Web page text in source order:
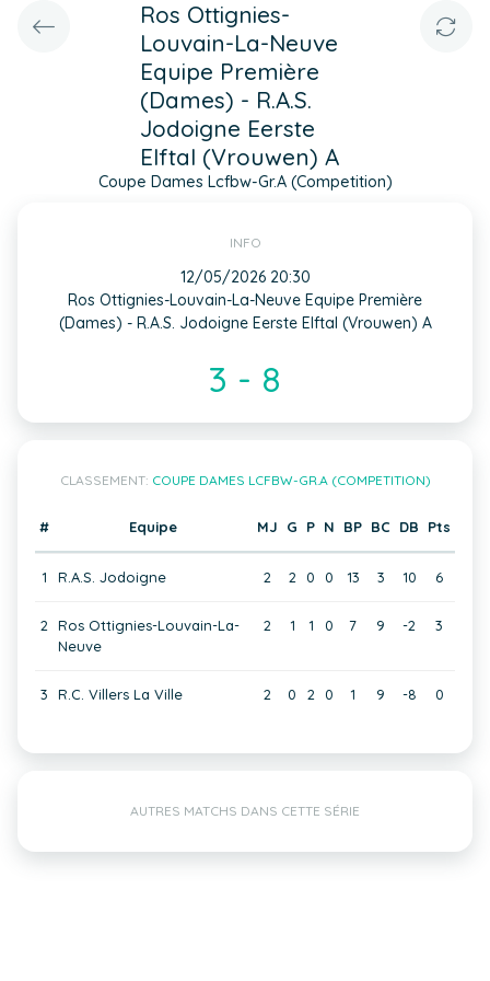
Ros Ottignies-
Louvain-La-Neuve
Equipe Première
(Dames) - R.A.S.
Jodoigne Eerste
Elftal (Vrouwen) A
Coupe Dames Lcfbw-Gr.A (Competition)
INFO
12/05/2026 20:30
Ros Ottignies-Louvain-La-Neuve Equipe Première
(Dames) - R.A.S. Jodoigne Eerste Elftal (Vrouwen) A
3 - 8
CLASSEMENT: COUPE DAMES LCFBW-GR.A (COMPETITION)
# Equipe MJ G P N BP BC DB Pts
1 R.A.S. Jodoigne 2 2 0 0 13 3 10 6
2
Ros Ottignies-Louvain-La-
Neuve
2 1 1 0 7 9 -2 3
3 R.C. Villers La Ville 2 0 2 0 1 9 -8 0
AUTRES MATCHS DANS CETTE SÉRIE